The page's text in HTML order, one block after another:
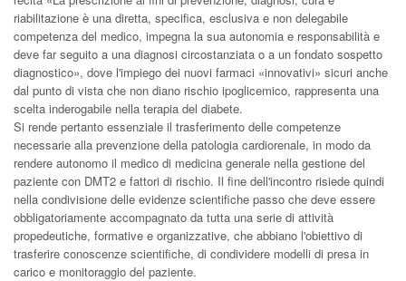
riabilitazione è una diretta, specifica, esclusiva e non delegabile
competenza del medico, impegna la sua autonomia e responsabilità e
deve far seguito a una diagnosi circostanziata o a un fondato sospetto
diagnostico», dove l'impiego dei nuovi farmaci «innovativi» sicuri anche
dal punto di vista che non diano rischio ipoglicemico, rappresenta una
scelta inderogabile nella terapia del diabete.
Si rende pertanto essenziale il trasferimento delle competenze
necessarie alla prevenzione della patologia cardiorenale, in modo da
rendere autonomo il medico di medicina generale nella gestione del
paziente con DMT2 e fattori di rischio. Il fine dell'incontro risiede quindi
nella condivisione delle evidenze scientifiche passo che deve essere
obbligatoriamente accompagnato da tutta una serie di attività
propedeutiche, formative e organizzative, che abbiano l'obiettivo di
trasferire conoscenze scientifiche, di condividere modelli di presa in
carico e monitoraggio del paziente.